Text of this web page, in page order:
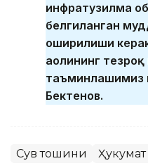
инфратузилма
белгиланган
оширилиши
аҳолининг
таъминлашимиз
Бектенов.
Сув тошқини Ҳукумат